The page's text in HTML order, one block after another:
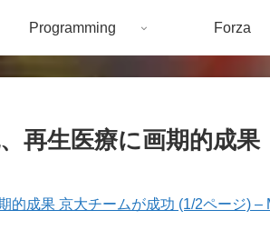
Programming Forza
再生医療に画期的成
的成果 京大チームが成功 (1/2ページ) –